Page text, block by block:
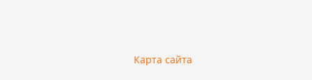
Карта сайта